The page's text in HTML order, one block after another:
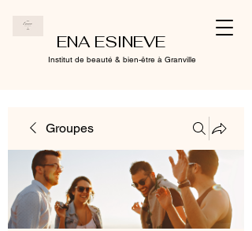
ENA ESINEVE
Institut de beauté & bien-être à Granville
Groupes